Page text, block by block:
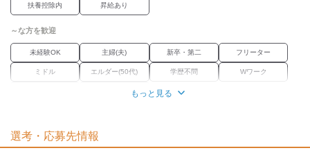
扶養控除内 昇給あり
～な方を歓迎
未経験OK 主婦(夫) 新卒・第二 フリーター
ミドル エルダー(50代) 学歴不問 Wワーク
産休・育休
もっと見る
選考・応募先情報